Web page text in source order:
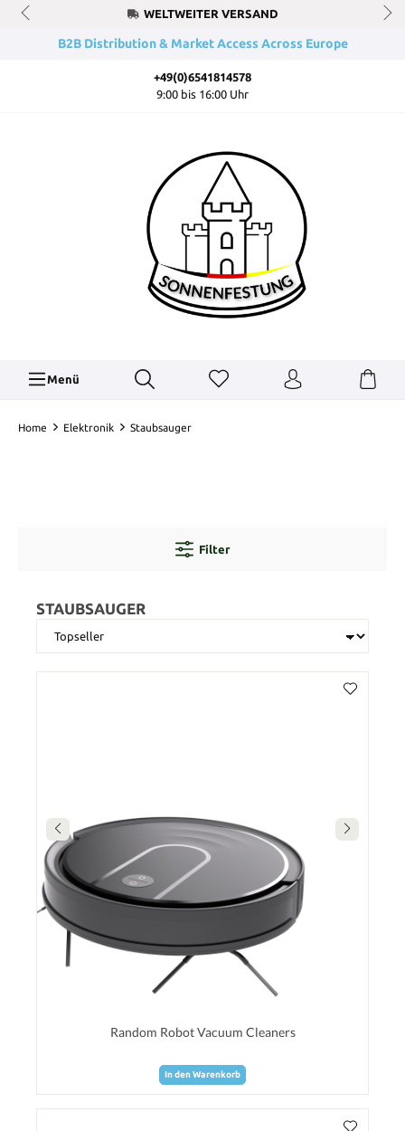
WELTWEITER VERSAND
B2B Distribution & Market Access Across Europe
+49(0)6541814578
9:00 bis 16:00 Uhr
Menü
Home Elektronik Staubsauger
Filter
STAUBSAUGER
Random Robot Vacuum Cleaners
In den Warenkorb